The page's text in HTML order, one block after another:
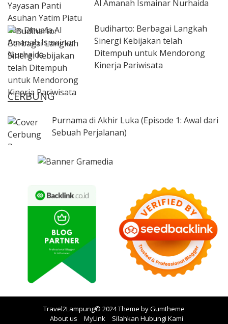
Al Amanah Ismainar Nurhaida
Budiharto: Berbagai Langkah
Sinergi Kebijakan telah
Ditempuh untuk Mendorong
Kinerja Pariwisata
CERBUNG
Purnama di Akhir Luka (Episode 1: Awal dari
Sebuah Perjalanan)
Travel2Lampung© 2024 Theme byGumtheme
About us
MyLink Silahkan Hubungi Kami